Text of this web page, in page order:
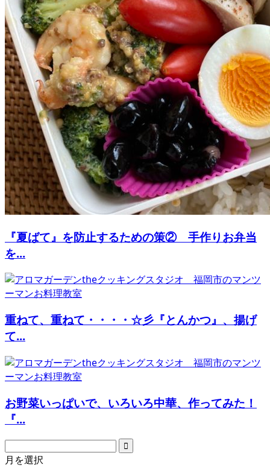
『夏ばて』を防止するための策② 手作りお弁当
を...
重ねて、重ねて・・・・☆彡『とんかつ』、揚げ
て...
お野菜いっぱいで、いろいろ中華、作ってみた！
『...
月を選択